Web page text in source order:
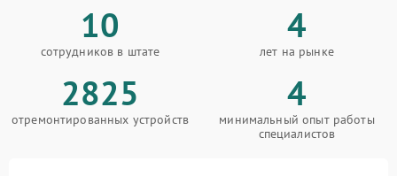
10
сотрудников в штате
4
лет на рынке
2825
отремонтированных устройств
4
минимальный опыт работы
специалистов